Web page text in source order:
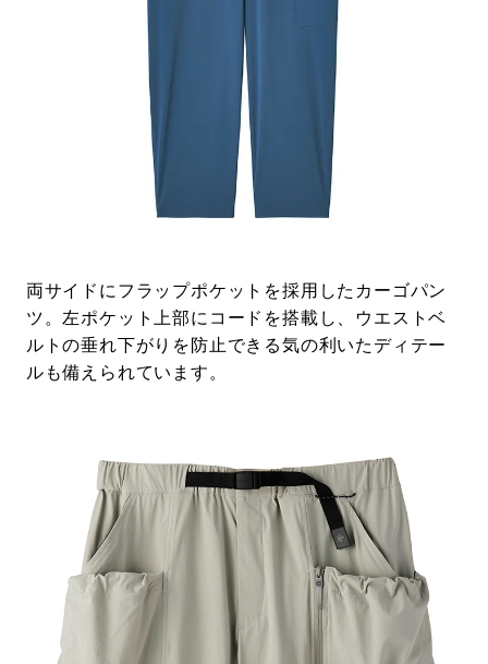
両サイドにフラップポケットを採用したカーゴパン
ツ。左ポケット上部にコードを搭載し、ウエストベ
ルトの垂れ下がりを防止できる気の利いたディテー
ルも備えられています。